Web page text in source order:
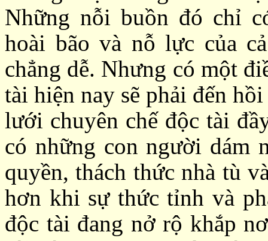
Những nỗi buồn đó chỉ
hoài bão và nỗ lực của
chẳng dễ. Nhưng có một
tài hiện nay sẽ phải đến
lưới chuyên chế độc tài
có những con người dám
quyền, thách thức nhà tù
hơn khi sự thức tỉnh và
độc tài đang nở rộ khắp